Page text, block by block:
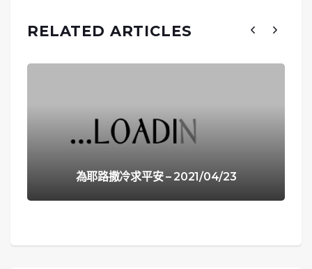
RELATED ARTICLES
為耶路撒冷求平安 – 2021/04/23